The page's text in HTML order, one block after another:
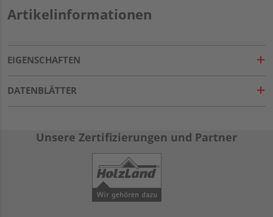
Artikelinformationen
EIGENSCHAFTEN
DATENBLÄTTER
Unsere Zertifizierungen und Partner